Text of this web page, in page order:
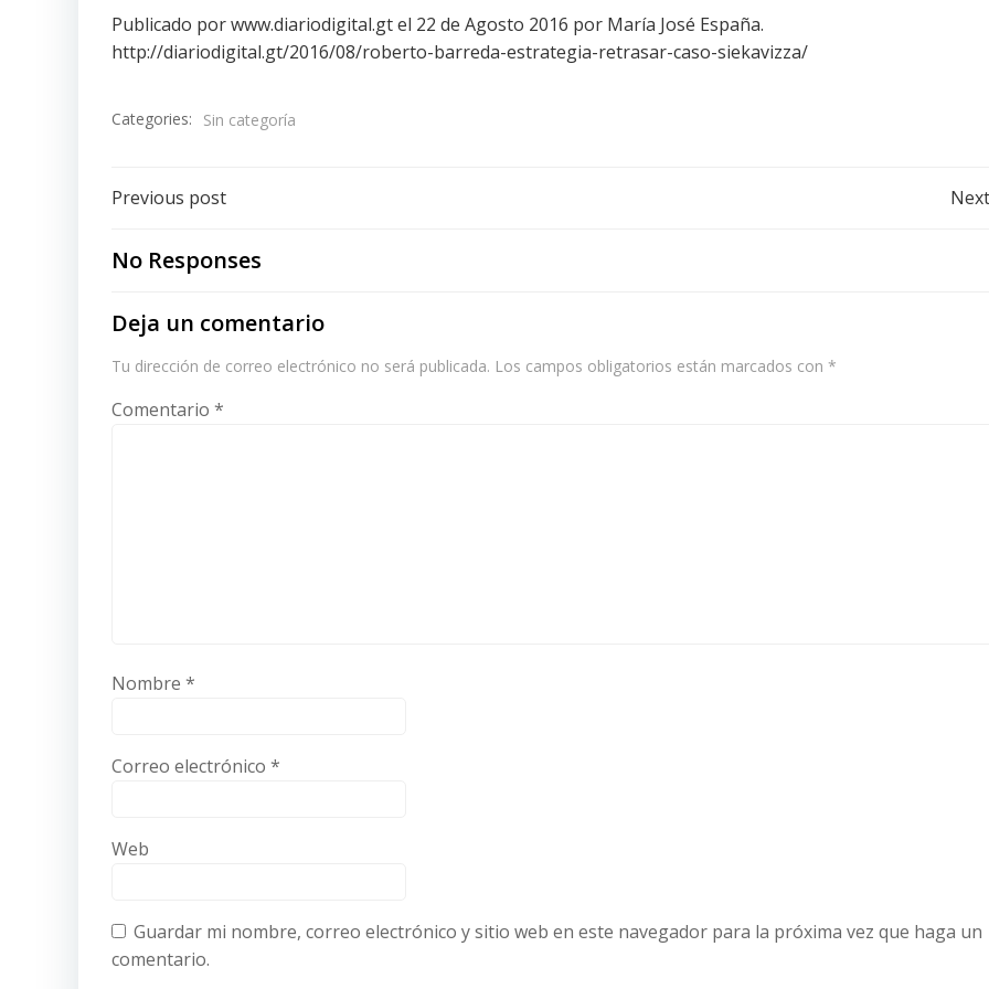
Publicado por www.diariodigital.gt el 22 de Agosto 2016 por María José España.
http://diariodigital.gt/2016/08/roberto-barreda-estrategia-retrasar-caso-siekavizza/
Categories: Sin categoría
Post
navigation
Previous post
No Responses
Deja un comentario
Tu dirección de correo electrónico no será publicada. Los campos obligatorios están marcados con *
Comentario *
Nombre *
Correo electrónico *
Web
Guardar mi nombre, correo electrónico y sitio web en este navegador para la próxima vez que haga un
comentario.